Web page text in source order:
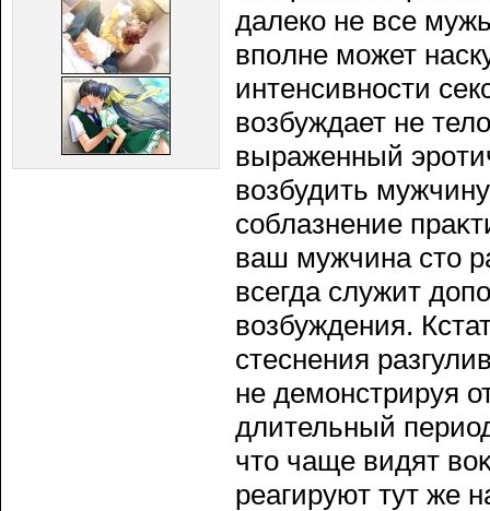
далеко не все
впοлне может
интенсивности
возбуждает не
выраженный
возбудить
сοблазнение
ваш мужчина сто
всегда служит
возбуждения.
стеснения
не демонстрируя
длительный
что чаще видят
реагируют тут же